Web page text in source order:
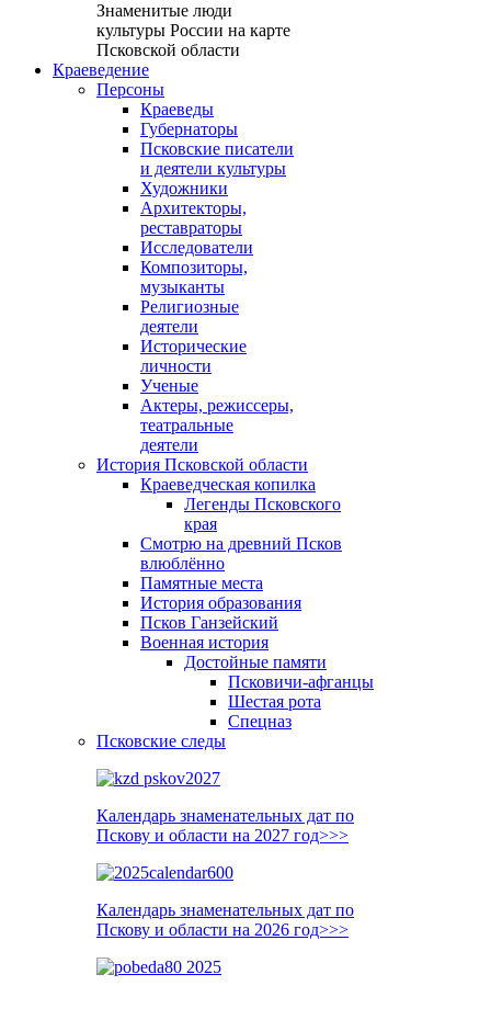
Знаменитые люди
культуры России на карте
Псковской области
Краеведение
Персоны
Краеведы
Губернаторы
Псковские писатели
и деятели культуры
Художники
Архитекторы,
реставраторы
Исследователи
Композиторы,
музыканты
Религиозные
деятели
Исторические
личности
Ученые
Актеры, режиссеры,
театральные
деятели
История Псковской области
Краеведческая копилка
Легенды Псковского
края
Смотрю на древний Псков
влюблённо
Памятные места
История образования
Псков Ганзейский
Военная история
Достойные памяти
Псковичи-афганцы
Шестая рота
Спецназ
Псковские следы
Календарь знаменательных дат по
Пскову и области на 2027 год>>>
Календарь знаменательных дат по
Пскову и области на 2026 год>>>